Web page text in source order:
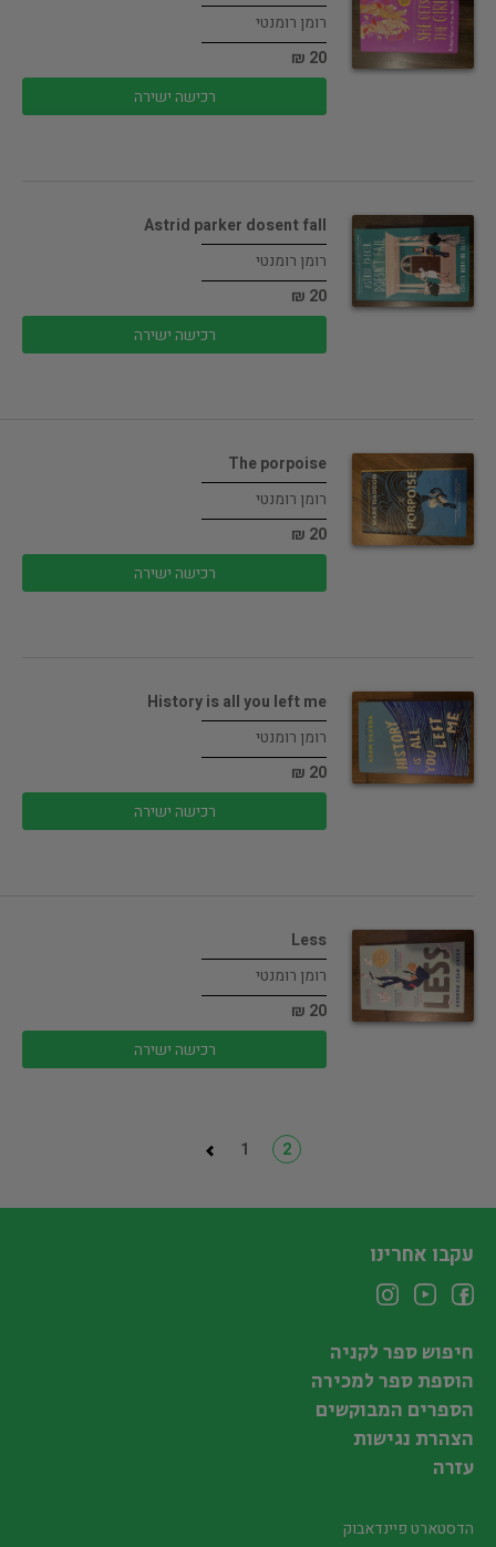
רומן רומנטי
20 ₪
רכישה ישירה
Astrid parker dosent fall
רומן רומנטי
20 ₪
רכישה ישירה
The porpoise
רומן רומנטי
20 ₪
רכישה ישירה
History is all you left me
רומן רומנטי
20 ₪
רכישה ישירה
Less
רומן רומנטי
20 ₪
רכישה ישירה
1 2
עקבו אחרינו
חיפוש ספר לקניה
הוספת ספר למכירה
הספרים המבוקשים
הצהרת נגישות
עזרה
הדסטארט פיינדאבוק